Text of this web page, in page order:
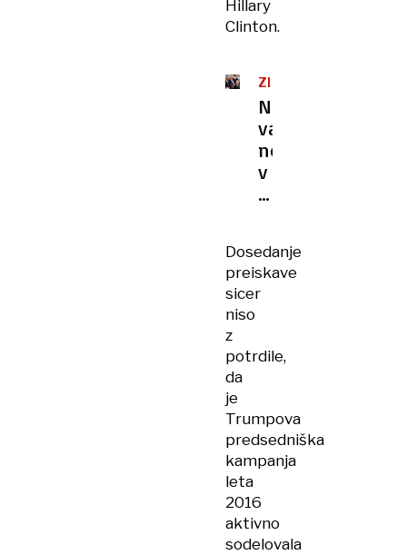
Hillary
Clinton.
ZDA
Novi
val
norosti
v
aferi
Obamo
obtožil
Dosedanje
preiskave
sicer
niso
z
potrdile,
da
je
Trumpova
predsedniška
kampanja
leta
2016
aktivno
sodelovala